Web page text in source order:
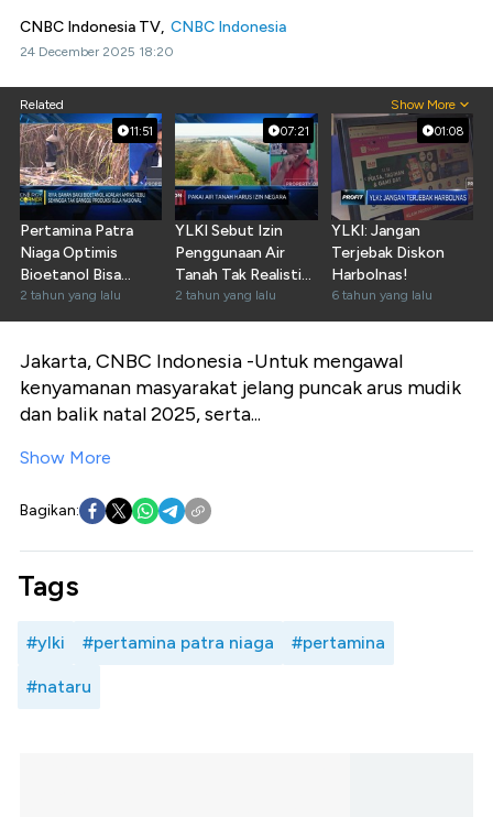
CNBC Indonesia TV, CNBC Indonesia
24 December 2025 18:20
Related Show More
11:51
Pertamina Patra
Niaga Optimis
Bioetanol Bisa
Tekan Impor BBM
2 tahun yang lalu
07:21
YLKI Sebut Izin
Penggunaan Air
Tanah Tak Realistis,
Kenapa?
2 tahun yang lalu
01:08
YLKI: Jangan
Terjebak Diskon
Harbolnas!
6 tahun yang lalu
Jakarta, CNBC Indonesia -Untuk mengawal
kenyamanan masyarakat jelang puncak arus mudik
dan balik natal 2025, serta...
Show More
Bagikan:
Tags
#ylki #pertamina patra niaga #pertamina
#nataru